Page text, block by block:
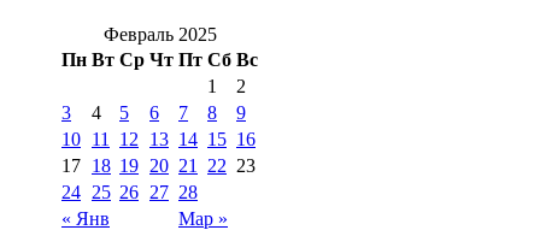
Февраль 2025
Пн Вт Ср Чт Пт Сб Вс
« Янв Мар »
1
2
3
4 5 6 7 8
9
10 11 12 13 14 15 16
17 18 19 20 21 22 23
24 25 26 27 28